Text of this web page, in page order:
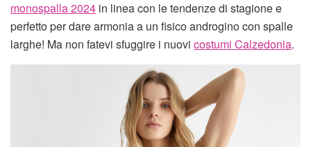
monospalla 2024 in linea con le tendenze di stagione e
perfetto per dare armonia a un fisico androgino con spalle
larghe! Ma non fatevi sfuggire i nuovi costumi Calzedonia.